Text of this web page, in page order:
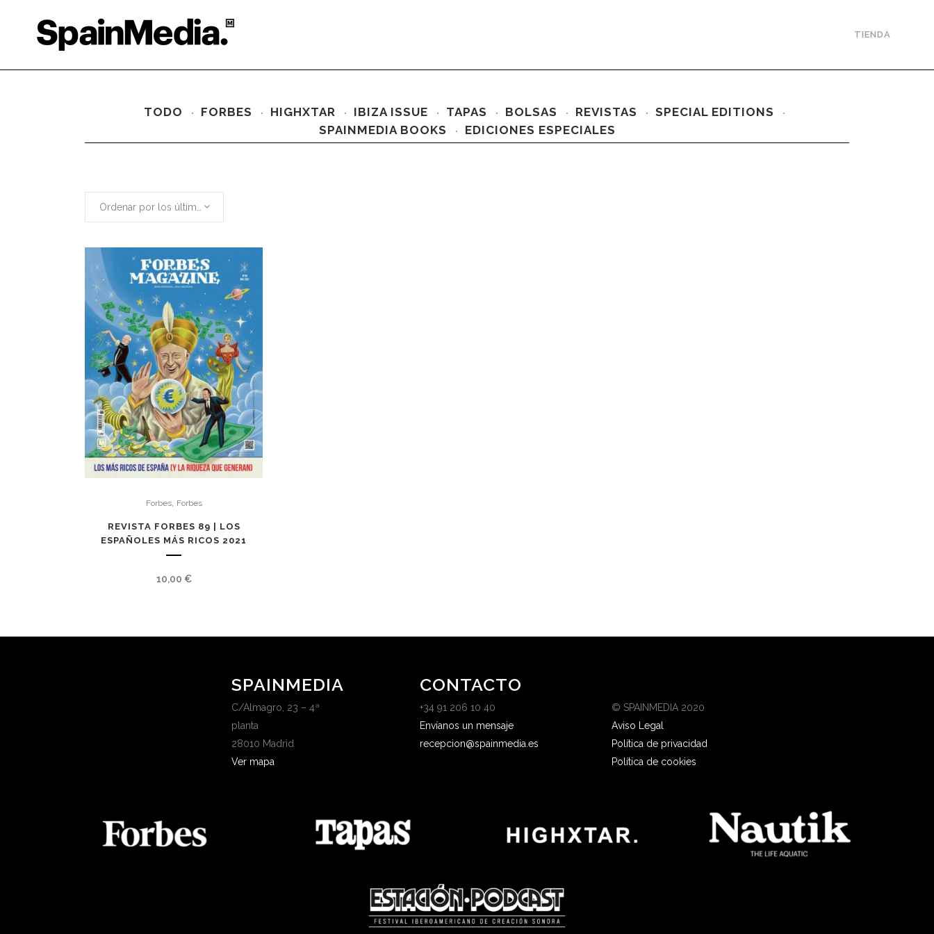
TIENDA
TODO FORBES HIGHXTAR IBIZA ISSUE TAPAS BOLSAS REVISTAS
SPECIAL EDITIONS
SPAINMEDIA BOOKS
EDICIONES ESPECIALES
Forbes, Forbes
REVISTA FORBES 89 | LOS
ESPAÑOLES MÁS RICOS 2021
10,00 €
SPAINMEDIA
C/Almagro, 23 – 4ª
planta
28010 Madrid
Ver mapa
CONTACTO
+34 91 206 10 40
Envíanos un mensaje
recepcion@spainmedia.es
© SPAINMEDIA 2020
Aviso Legal
Política de privacidad
Política de cookies